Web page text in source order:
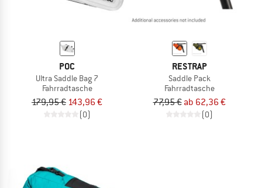
POC
Ultra Saddle Bag 7
Fahrradtasche
179,95 € 143,96 €
(0)
RESTRAP
Saddle Pack
Fahrradtasche
77,95 € ab 62,36 €
(0)